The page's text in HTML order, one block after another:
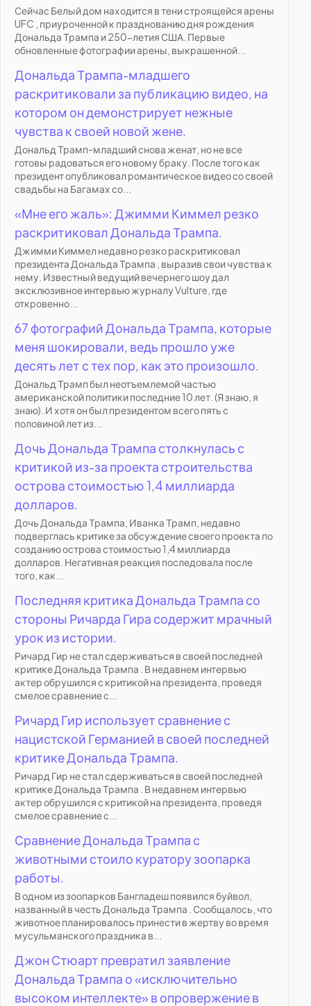
Сейчас Белый дом находится в тени строящейся арены
UFC , приуроченной к празднованию дня рождения
Дональда Трампа и 250-летия США. Первые
обновленные фотографии арены, выкрашенной...
Дональда Трампа-младшего
раскритиковали за публикацию видео, на
котором он демонстрирует нежные
чувства к своей новой жене.
Дональд Трамп-младший снова женат, но не все
готовы радоваться его новому браку. После того как
президент опубликовал романтическое видео со своей
свадьбы на Багамах со...
«Мне его жаль»: Джимми Киммел резко
раскритиковал Дональда Трампа.
Джимми Киммел недавно резко раскритиковал
президента Дональда Трампа , выразив свои чувства к
нему. Известный ведущий вечернего шоу дал
эксклюзивное интервью журналу Vulture, где
откровенно...
67 фотографий Дональда Трампа, которые
меня шокировали, ведь прошло уже
десять лет с тех пор, как это произошло.
Дональд Трамп был неотъемлемой частью
американской политики последние 10 лет. (Я знаю, я
знаю). И хотя он был президентом всего пять с
половиной лет из...
Дочь Дональда Трампа столкнулась с
критикой из-за проекта строительства
острова стоимостью 1,4 миллиарда
долларов.
Дочь Дональда Трампа, Иванка Трамп, недавно
подверглась критике за обсуждение своего проекта по
созданию острова стоимостью 1,4 миллиарда
долларов. Негативная реакция последовала после
того, как...
Последняя критика Дональда Трампа со
стороны Ричарда Гира содержит мрачный
урок из истории.
Ричард Гир не стал сдерживаться в своей последней
критике Дональда Трампа . В недавнем интервью
актер обрушился с критикой на президента, проведя
смелое сравнение с...
Ричард Гир использует сравнение с
нацистской Германией в своей последней
критике Дональда Трампа.
Ричард Гир не стал сдерживаться в своей последней
критике Дональда Трампа . В недавнем интервью
актер обрушился с критикой на президента, проведя
смелое сравнение с...
Сравнение Дональда Трампа с
животными стоило куратору зоопарка
работы.
В одном из зоопарков Бангладеш появился буйвол,
названный в честь Дональда Трампа . Сообщалось, что
животное планировалось принести в жертву во время
мусульманского праздника в...
Джон Стюарт превратил заявление
Дональда Трампа о «исключительно
высоком интеллекте» в опровержение в